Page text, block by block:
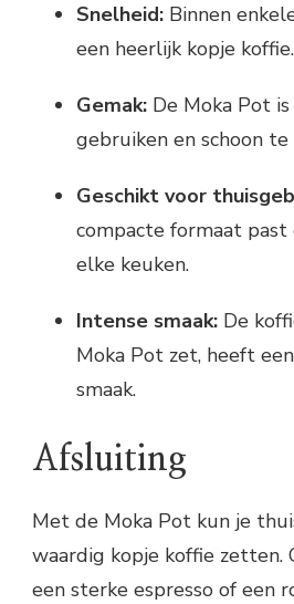
Snelheid: Binnen
een heerlijk kopje koffie.
Gemak: De Moka Pot
gebruiken en schoon te
Geschikt voor
compacte formaat
elke keuken.
Intense smaak: De
Moka Pot zet, heeft
smaak.
Afsluiting
Met de Moka Pot kun je
waardig kopje koffie zetten.
een sterke espresso of een